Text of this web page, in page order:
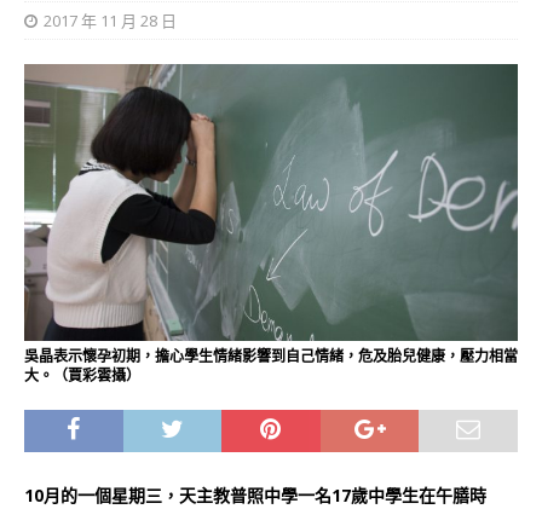
2017 年 11 月 28 日
吳晶表示懷孕初期，擔心學生情緒影響到自己情緒，危及胎兒健康，壓力相當
大。（賈彩雲攝）
10月的一個星期三，天主教普照中學一名17歲中學生在午膳時